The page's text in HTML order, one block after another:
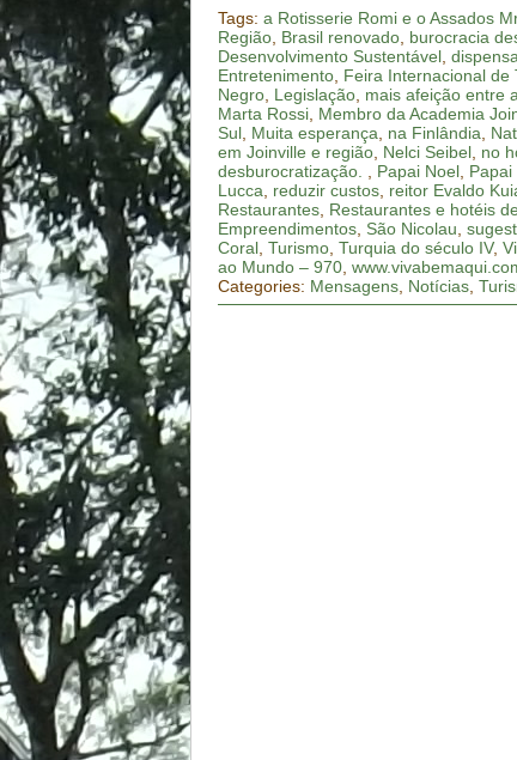
Tags:a Rotisserie Romi e o Assados
Região, Brasil renovado, burocracia
Desenvolvimento Sustentável,
Entretenimento, Feira Internacional de
Negro, Legislação, mais afeição entre
Marta Rossi, Membro da Academia
Sul, Muita esperança, na Finlândia,
em Joinville e região, Nelci Seibel, no
desburocratização. ​​​ , Papai Noel, Papai
Lucca, reduzir custos, reitor Evaldo
Restaurantes, Restaurantes e hotéis
Empreendimentos, São Nicolau,
Coral,Turismo,Turquia do século IV,
ao Mundo – 970,
Categories: Mensagens, Notícias,